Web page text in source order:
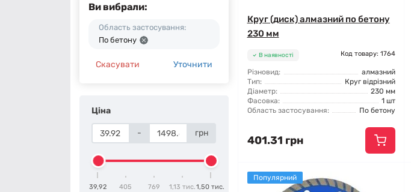
Круги та диски по плитці
Алмазні круги та диски
Круги та диски WellCut
Коло Отаман
Диск (коло) Klingspor
Диск (коло) DISTAR
Ви вибрали:
Область застосування:
По бетону
Скасувати Уточнити
Ціна
- грн
39,92 405 769 1,13 тис.1,50 тис.
Круг (диск) алмазний по бетону
230 мм
В наявності Код товару: 1764
Різновид:
алмазний
Тип:
Круг відрізний
Діаметр:
230 мм
Фасовка:
1 шт
Область застосування:
По бетону
401.31 грн
Популярний